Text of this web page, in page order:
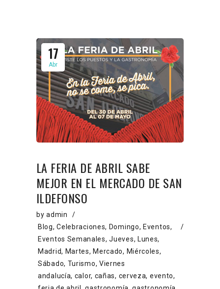
17
Abr
LA FERIA DE ABRIL SABE
MEJOR EN EL MERCADO DE SAN
ILDEFONSO
byadmin
Blog,Celebraciones, Domingo, Eventos,
Eventos Semanales,Jueves, Lunes,
Madrid, Martes, Mercado, Miércoles,
Sábado, Turismo, Viernes
andalucía, calor, cañas, cerveza, evento,